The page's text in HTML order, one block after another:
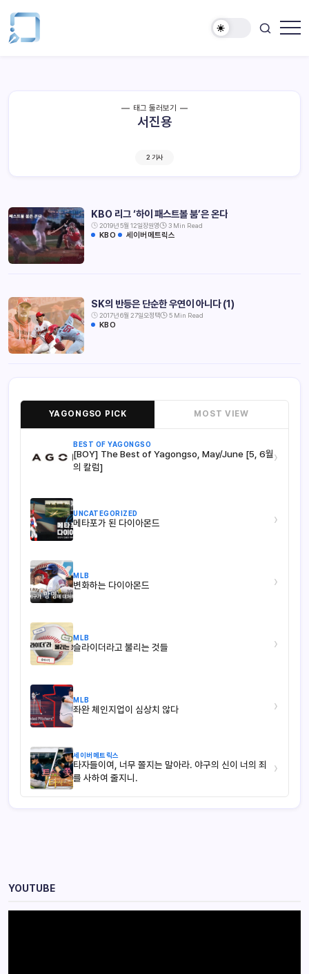
태그 둘러보기
서진용
2 기사
KBO 리그 ‘하이 패스트볼 붐’은 온다
2019년 5월 12일장원영 3 Min Read
KBO 세이버메트릭스
SK의 반등은 단순한 우연이 아니다 (1)
2017년 6월 27일오정택 5 Min Read
KBO
YAGONGSO PICK MOST VIEW
BEST OF YAGONGSO
[BOY] The Best of Yagongso, May/June [5, 6월
의 칼럼]
›
UNCATEGORIZED
메타포가 된 다이아몬드 ›
MLB
변화하는 다이아몬드 ›
MLB
슬라이더라고 불리는 것들 ›
MLB
좌완 체인지업이 심상치 않다 ›
세이버메트릭스
타자들이여, 너무 쫄지는 말아라. 야구의 신이 너의 죄
를 사하여 줄지니.
›
YOUTUBE